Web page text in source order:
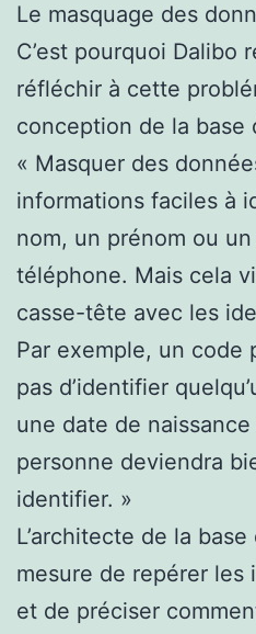
Le masquage des
C’est pourquoi Dalibo
réfléchir à cette
conception de la base
« Masquer des
informations faciles à
nom, un prénom ou
téléphone. Mais cela
casse-tête avec les
Par exemple, un code
pas d’identifier
une date de
personne deviendra
identifier. »
L’architecte de la
mesure de repérer
et de préciser